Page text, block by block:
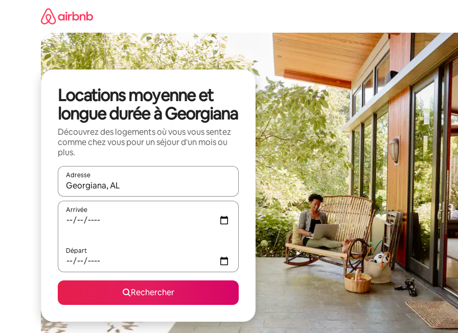
Locations moyenne et
longue durée à Georgiana
Découvrez des logements où vous vous sentez
comme chez vous pour un séjour d'un mois ou
plus.
Adresse
Lorsque les résultats s'affichent, utilisez les flèches vers le haut et vers le bas pour les parcourir ou en appuyant et en
Arrivée
Départ
Rechercher